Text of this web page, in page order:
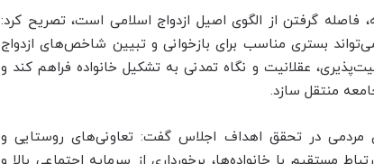
فاصله گرفتن از الگوی اصیل ازدواج اسلامی است، تصریح کرد:
بستری مناسب برای بازخوانی و تبیین شاخص‌های ازدواج
عقلانیت و نگاه تمدنی به تشکیل خانواده فراهم کند و
منتقل سازد.
مردمی در تحقق اهداف اجلاس گفت: تعاونی‌های روستایی و